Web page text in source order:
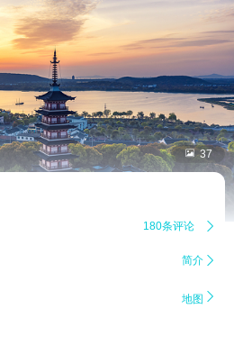
 37
180条评论 
简介 
地图 